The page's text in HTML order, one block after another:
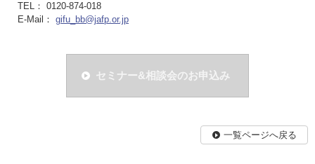
TEL： 0120-874-018
E-Mail： gifu_bb@jafp.or.jp
セミナー&相談会のお申込み
一覧ページへ戻る